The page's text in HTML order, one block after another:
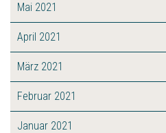
Mai 2021
April 2021
März 2021
Februar 2021
Januar 2021